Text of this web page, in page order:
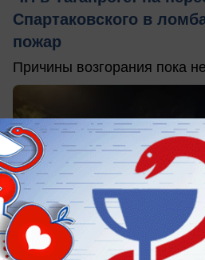
Спартаковского в
пожар
Причины возгорания пока